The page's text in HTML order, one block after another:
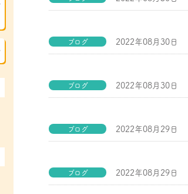
ブログ 2022年08月30日
ブログ 2022年08月30日
ブログ 2022年08月29日
ブログ 2022年08月29日